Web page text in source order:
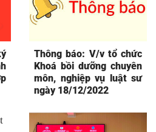
Thông báo: V/v tổ chức
Khoá bồi dưỡng chuyên
môn, nghiệp vụ luật sư
ngày 18/12/2022